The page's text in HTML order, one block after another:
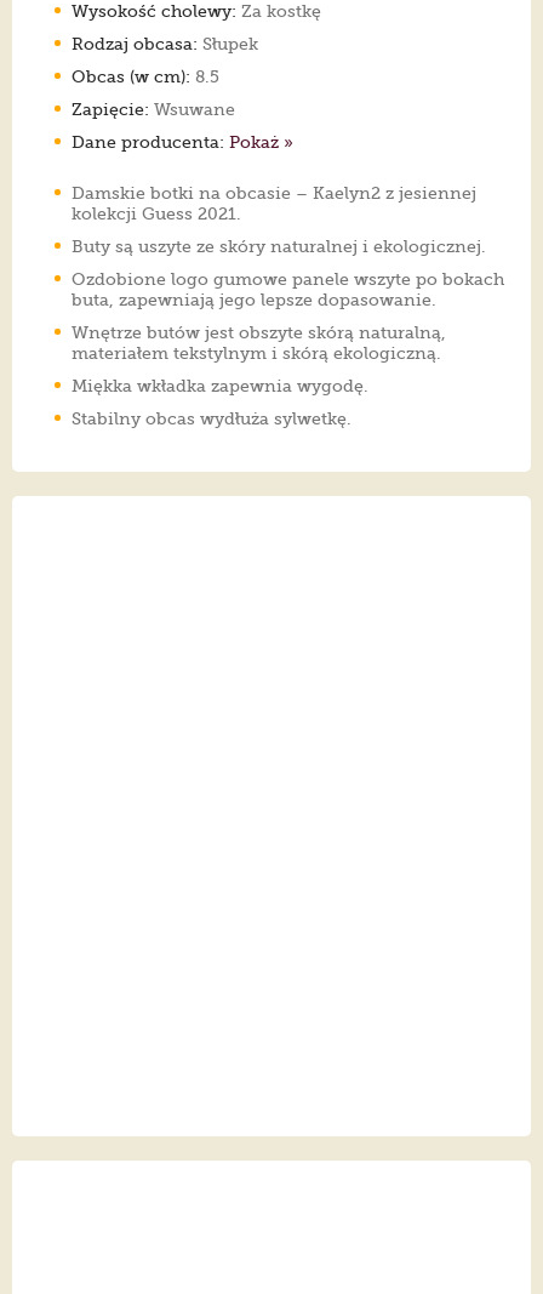
Wysokość cholewy: Za kostkę
Rodzaj obcasa: Słupek
Obcas (w cm): 8.5
Zapięcie: Wsuwane
Dane producenta: Pokaż »
Damskie botki na obcasie – Kaelyn2 z jesiennej
kolekcji Guess 2021.
Buty są uszyte ze skóry naturalnej i ekologicznej.
Ozdobione logo gumowe panele wszyte po bokach
buta, zapewniają jego lepsze dopasowanie.
Wnętrze butów jest obszyte skórą naturalną,
materiałem tekstylnym i skórą ekologiczną.
Miękka wkładka zapewnia wygodę.
Stabilny obcas wydłuża sylwetkę.